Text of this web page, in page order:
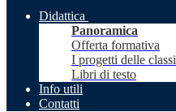
Didattica
Panoramica
Offerta formativa
I progetti delle classi
Libri di testo
Info utili
Contatti